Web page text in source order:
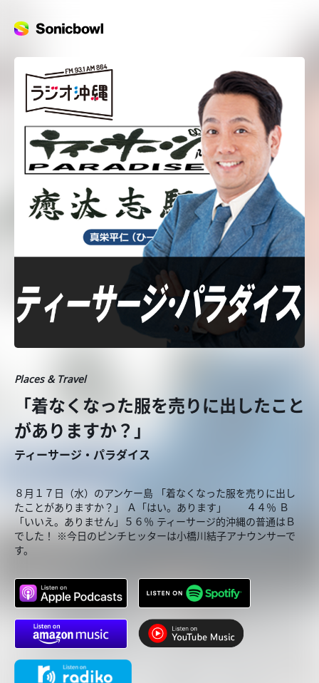
Places & Travel
「着なくなった服を売りに出したこと
がありますか？」
ティーサージ・パラダイス
８月１７日（水）のアンケー島 「着なくなった服を売りに出し
たことがありますか？」 Ａ「はい。あります」 ４４％ Ｂ
「いいえ。ありません」５６％ ティーサージ的沖縄の普通はＢ
でした！ ※今日のピンチヒッターは小橋川結子アナウンサーで
す。